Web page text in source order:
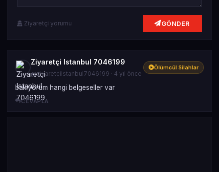
Ziyaretçi yorumu GÖNDER
Ziyaretçi Istanbul 7046199
@ziyaretciIstanbul7046199 · 4 yıl önce
Ölümcül Silahlar
bakıyorum hangi belgeseller var
CEVAPLA